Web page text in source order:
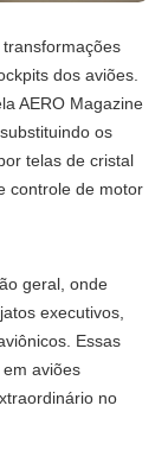
dos aviões.
AERO Magazine
os
telas de cristal
controle de motor
geral, onde
executivos,
Essas
aviões
no